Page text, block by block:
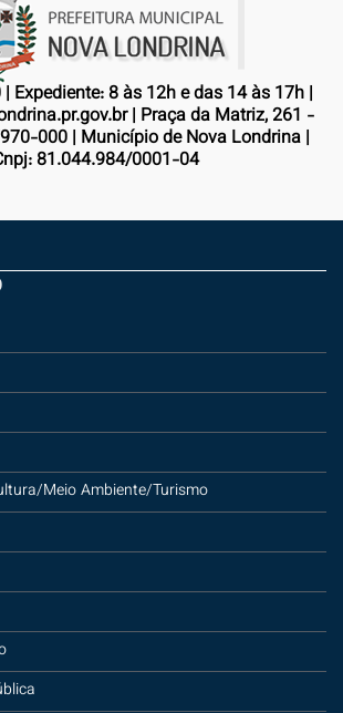
Expediente: 8 às 12h e das 14 às 17h |
| Praça da Matriz, 261 -
000 | Município de Nova Londrina |
81.044.984/0001-04
Meio Ambiente/Turismo